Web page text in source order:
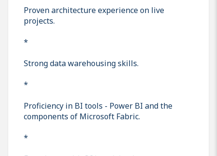
Proven architecture experience on live
projects.
*
Strong data warehousing skills.
*
Proficiency in BI tools - Power BI and the
components of Microsoft Fabric.
*